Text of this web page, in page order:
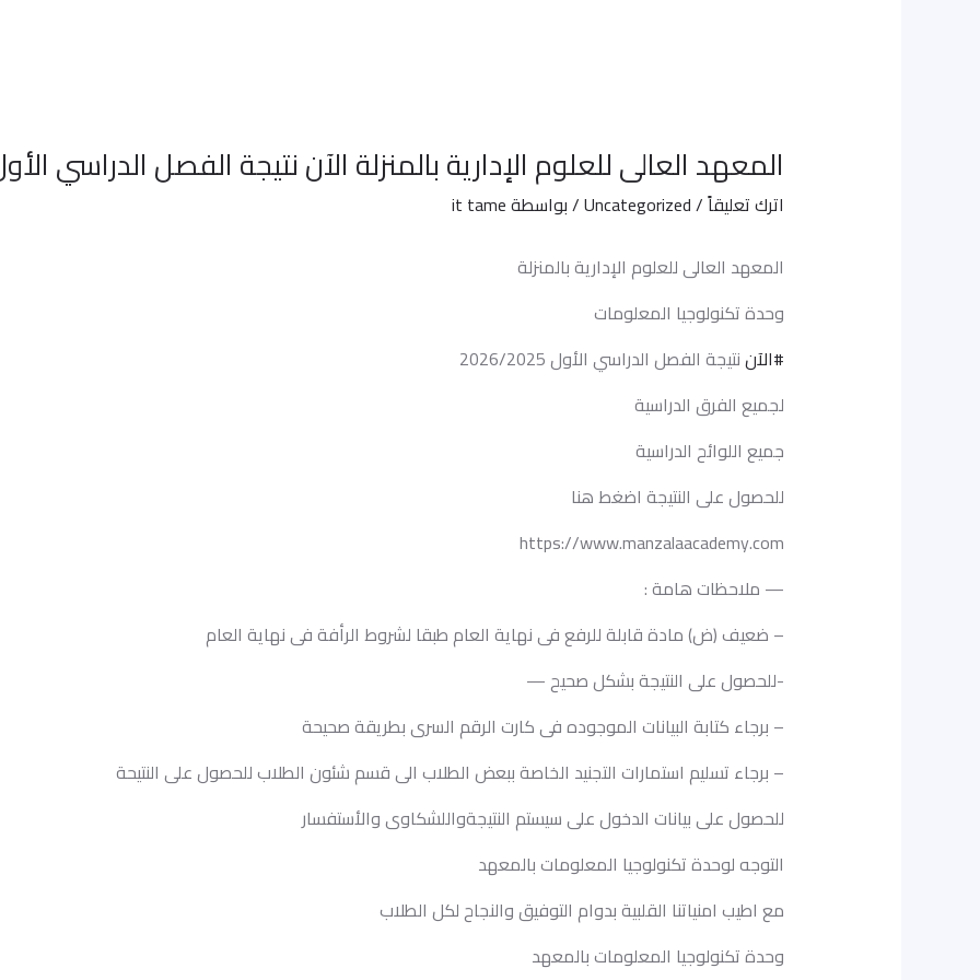
المعهد العالى للعلوم الإدارية بالمنزلة الآن نتيجة الفصل الدراسي الأول 2026/
اترك تعليقاً/
Uncategorized/ بواسطةit tame
المعهد العالى للعلوم الإدارية بالمنزلة
وحدة تكنولوجيا المعلومات
#الآننتيجة الفصل الدراسي الأول 2026/2025
لجميع الفرق الدراسية
جميع اللوائح الدراسية
للحصول على النتيجة اضغط هنا
https://www.manzalaacademy.com
— ملاحظات هامة :
– ضعيف (ض) مادة قابلة للرفع فى نهاية العام طبقا لشروط الرأفة فى نهاية العام
-للحصول على النتيجة بشكل صحيح —
– برجاء كتابة البيانات الموجوده فى كارت الرقم السرى بطريقة صحيحة
– برجاء تسليم استمارات التجنيد الخاصة ببعض الطلاب الى قسم شئون الطلاب للحصول على النتيحة
للحصول على بيانات الدخول على سيستم النتيجةواللشكاوى والأستفسار
التوجه لوحدة تكنولوجيا المعلومات بالمعهد
مع اطيب امنياتنا القلبية بدوام التوفيق والنجاح لكل الطلاب
وحدة تكنولوجيا المعلومات بالمعهد